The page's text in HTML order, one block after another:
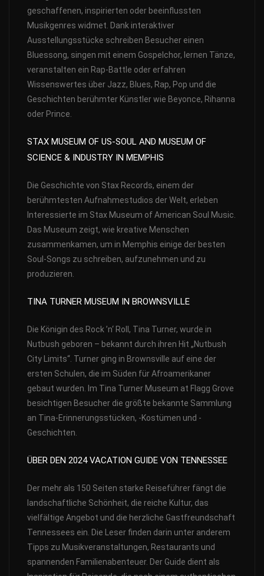
geschaffenen, inspirierten oder beeinflussten
Musikgenres widmet. Dank interaktiver
Ausstellungsstücke schreiben Besucher einen
Bluessong, singen mit einem Gospelchor, lernen Tänze,
veranstalten ein Rap-Battle oder erfahren
Wissenswertes über Jazz, Blues, Rap, Pop und die
Geschichten berühmter Künstler wie Beyonce, Rihanna
oder Prince.
STAX MUSEUM OF US-SOUL AND MUSEUM OF
SCIENCE & INDUSTRY IN MEMPHIS
Die Geschichte von Stax Records, einem der
berühmtesten Aufnahmestudios der Welt, erleben
Interessierte im Stax Museum of American Soul Music.
Das Museum zeigt, wie kreative Menschen
zusammenkamen, um in Memphis einige der besten
Soul-Songs zu schreiben, aufzunehmen und zu
produzieren.
TINA TURNER MUSEUM IN BROWNSVILLE
Die Königin des Rock ’n‘ Roll, Tina Turner, wurde in
Nutbush geboren – bekannt durch ihren Hit „Nutbush
City Limits“. Turner ging in Brownsville auf eine der
ersten Schulen, die im Süden für Afroamerikaner
gebaut wurden. Im Tina Turner Museum at Flagg Grove
besichtigen Besucher die größte bekannte Sammlung
an Tina-Erinnerungsstücken, -Kostümen und -
Geschichten.
ÜBER DEN 2024 VACATION GUIDE VON TENNESSEE
Der mehr als 150 Seiten starke Reiseführer fängt die
landschaftliche Schönheit, die reiche Kultur, das
vielfältige Angebot und die herzliche Gastfreundschaft
Tennessees ein. Die Leser finden darin unter anderem
Tipps zu Musikveranstaltungen, Restaurants und
spannenden Familienabenteuer. Der Guide dient als